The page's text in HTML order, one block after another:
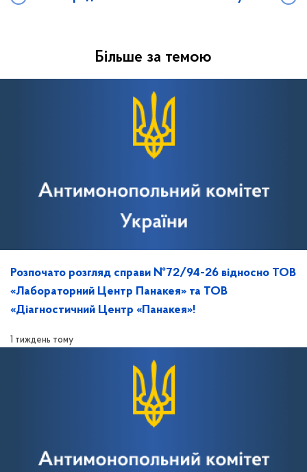
Більше за темою
Розпочато розгляд справи №72/94-26 відносно ТОВ
«Лабораторний Центр Панакея» та ТОВ
«Діагностичний Центр «Панакея»!
1 тиждень тому